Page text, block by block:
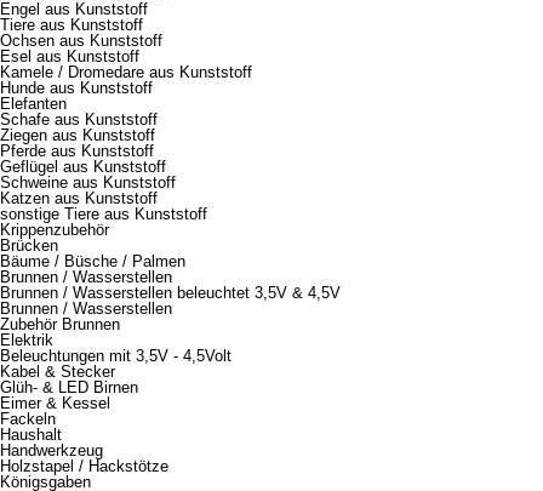
Engel aus Kunststoff
Tiere aus Kunststoff
Ochsen aus Kunststoff
Esel aus Kunststoff
Kamele / Dromedare aus Kunststoff
Hunde aus Kunststoff
Elefanten
Schafe aus Kunststoff
Ziegen aus Kunststoff
Pferde aus Kunststoff
Geflügel aus Kunststoff
Schweine aus Kunststoff
Katzen aus Kunststoff
sonstige Tiere aus Kunststoff
Krippenzubehör
Brücken
Bäume / Büsche / Palmen
Brunnen / Wasserstellen
Brunnen / Wasserstellen beleuchtet 3,5V & 4,5V
Brunnen / Wasserstellen
Zubehör Brunnen
Elektrik
Beleuchtungen mit 3,5V - 4,5Volt
Kabel & Stecker
Glüh- & LED Birnen
Eimer & Kessel
Fackeln
Haushalt
Handwerkzeug
Holzstapel / Hackstötze
Königsgaben